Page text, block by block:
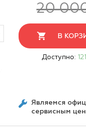
20
В
Доступно:
Являемся
сервисным